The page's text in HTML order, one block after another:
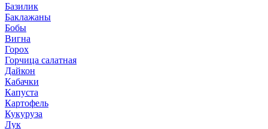
Базилик
Баклажаны
Бобы
Вигна
Горох
Горчица салатная
Дайкон
Кабачки
Капуста
Картофель
Кукуруза
Лук